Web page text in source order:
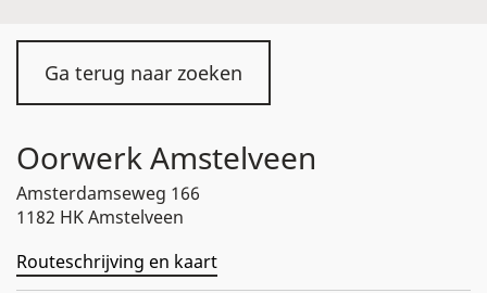
Ga terug naar zoeken
Oorwerk Amstelveen
Amsterdamseweg 166
1182 HK Amstelveen
Routeschrijving en kaart